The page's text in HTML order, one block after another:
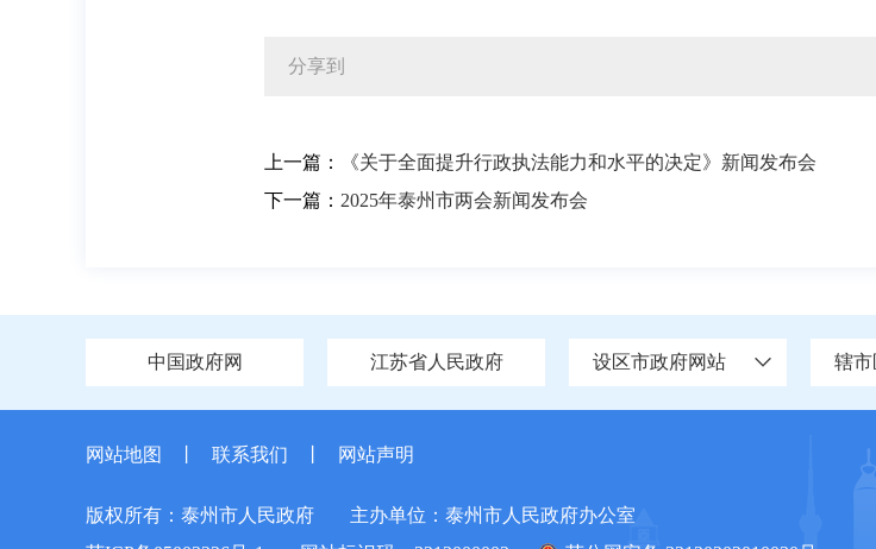
分享到
上一篇：
《关于全面提升行政执法能力和水平的决定》新闻发布会
下一篇： 2025年泰州市两会新闻发布会
中国政府网 江苏省人民政府 设区市政府网站 辖
网站地图 联系我们 网站声明
版权所有：泰州市人民政府
主办单位：泰州市人民政府办公室